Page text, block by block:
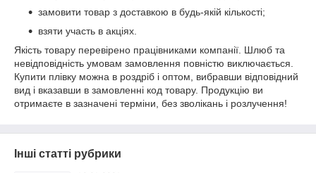
замовити товар з доставкою в будь-якій кількості;
взяти участь в акціях.
Якість товару перевірено працівниками компанії. Шлюб та
невідповідність умовам замовлення повністю виключається.
Купити плівку можна в роздріб і оптом, вибравши відповідний
вид і вказавши в замовленні код товару. Продукцію ви
отримаєте в зазначені терміни, без зволікань і розлучення!
Інші статті рубрики